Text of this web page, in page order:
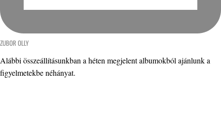
ZUBOR OLLY
Alábbi összeállításunkban a héten megjelent albumokból ajánlunk a
figyelmetekbe néhányat.